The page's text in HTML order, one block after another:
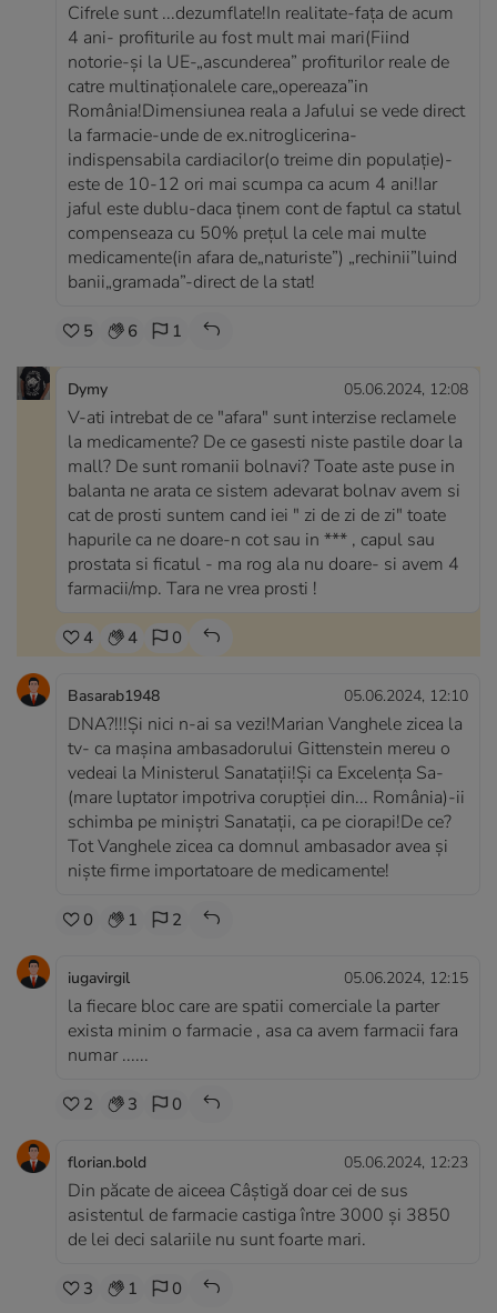
Cifrele sunt ...dezumflate!In realitate-fața de acum
4 ani- profiturile au fost mult mai mari(Fiind
notorie-și la UE-„ascunderea” profiturilor reale de
catre multinaționalele care„opereaza”in
România!Dimensiunea reala a Jafului se vede direct
la farmacie-unde de ex.nitroglicerina-
indispensabila cardiacilor(o treime din populație)-
este de 10-12 ori mai scumpa ca acum 4 ani!Iar
jaful este dublu-daca ținem cont de faptul ca statul
compenseaza cu 50% prețul la cele mai multe
medicamente(in afara de„naturiste”) „rechinii”luind
banii„gramada”-direct de la stat!
5 6 1
Dymy 05.06.2024, 12:08
V-ati intrebat de ce "afara" sunt interzise reclamele
la medicamente? De ce gasesti niste pastile doar la
mall? De sunt romanii bolnavi? Toate aste puse in
balanta ne arata ce sistem adevarat bolnav avem si
cat de prosti suntem cand iei " zi de zi de zi" toate
hapurile ca ne doare-n cot sau in *** , capul sau
prostata si ficatul - ma rog ala nu doare- si avem 4
farmacii/mp. Tara ne vrea prosti !
4 4 0
Basarab1948 05.06.2024, 12:10
DNA?!!!Și nici n-ai sa vezi!Marian Vanghele zicea la
tv- ca mașina ambasadorului Gittenstein mereu o
vedeai la Ministerul Sanatații!Și ca Excelența Sa-
(mare luptator impotriva corupției din... România)-ii
schimba pe miniștri Sanatații, ca pe ciorapi!De ce?
Tot Vanghele zicea ca domnul ambasador avea și
niște firme importatoare de medicamente!
0 1 2
iugavirgil 05.06.2024, 12:15
la fiecare bloc care are spatii comerciale la parter
exista minim o farmacie , asa ca avem farmacii fara
numar ......
2 3 0
florian.bold 05.06.2024, 12:23
Din păcate de aiceea Câștigă doar cei de sus
asistentul de farmacie castiga între 3000 și 3850
de lei deci salariile nu sunt foarte mari.
3 1 0